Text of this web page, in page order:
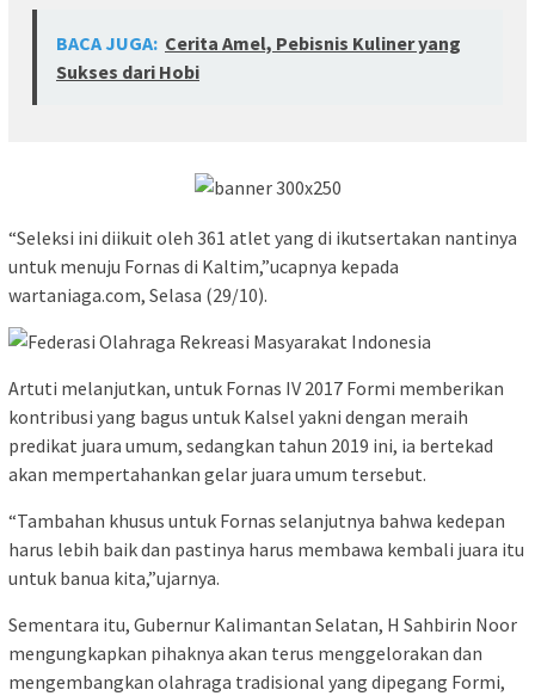
BACA JUGA: Cerita Amel, Pebisnis Kuliner yang
Sukses dari Hobi
“Seleksi ini diikuit oleh 361 atlet yang di ikutsertakan nantinya
untuk menuju Fornas di Kaltim,”ucapnya kepada
wartaniaga.com, Selasa (29/10).
Artuti melanjutkan, untuk Fornas IV 2017 Formi memberikan
kontribusi yang bagus untuk Kalsel yakni dengan meraih
predikat juara umum, sedangkan tahun 2019 ini, ia bertekad
akan mempertahankan gelar juara umum tersebut.
“Tambahan khusus untuk Fornas selanjutnya bahwa kedepan
harus lebih baik dan pastinya harus membawa kembali juara itu
untuk banua kita,”ujarnya.
Sementara itu, Gubernur Kalimantan Selatan, H Sahbirin Noor
mengungkapkan pihaknya akan terus menggelorakan dan
mengembangkan olahraga tradisional yang dipegang Formi,